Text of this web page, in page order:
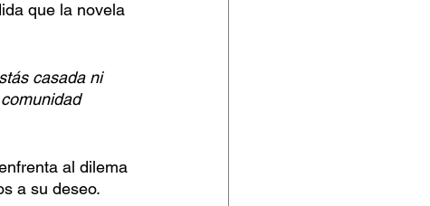
que la novela
casada ni
al dilema
a su deseo.